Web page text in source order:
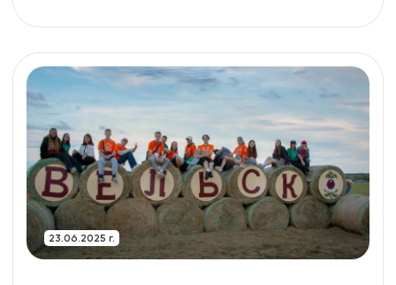
23.06.2025 г.